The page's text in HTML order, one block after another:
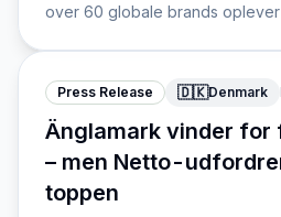
over 60 globale brands
grundet skærpede
Press Release 🇩🇰Denmark
Änglamark vinder
– men Netto-
toppen